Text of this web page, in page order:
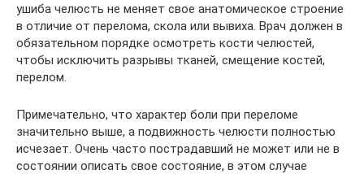
ушиба челюсть не меняет свое анатомическое строение
в отличие от перелома, скола или вывиха. Врач должен в
обязательном порядке осмотреть кости челюстей,
чтобы исключить разрывы тканей, смещение костей,
перелом.
Примечательно, что характер боли при переломе
значительно выше, а подвижность челюсти полностью
исчезает. Очень часто пострадавший не может или не в
состоянии описать свое состояние, в этом случае